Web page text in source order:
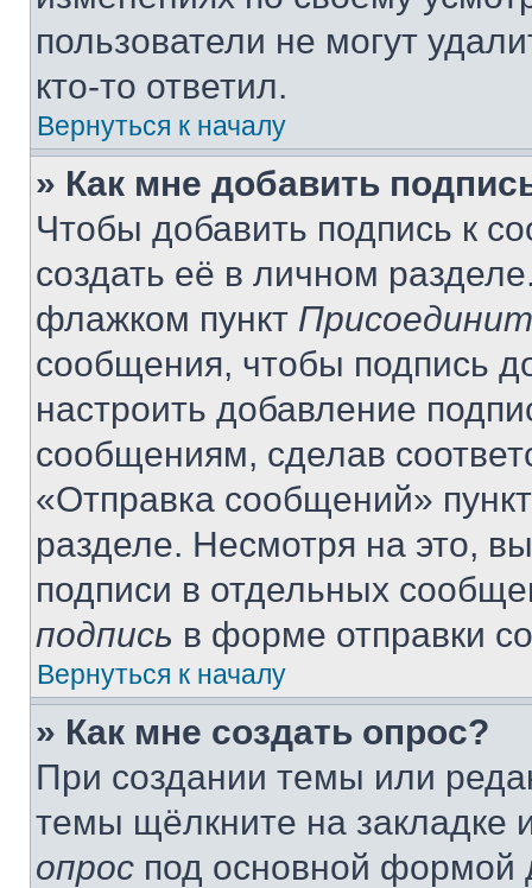
пользователи не могут
кто-то ответил.
Вернуться к началу
» Как мне добавить
Чтобы добавить подпись к
создать её в личном
флажком пункт
сообщения, чтобы подпись
настроить добавление
сообщениям, сделав
«Отправка сообщений»
разделе. Несмотря на это,
подписи в отдельных
подпись в форме отправки
Вернуться к началу
» Как мне создать опрос?
При создании темы или
темы щёлкните на
опрос под основной формой